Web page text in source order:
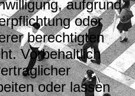
aufgrund
oder
berechtigten
Vorbehaltlich
oder lassen